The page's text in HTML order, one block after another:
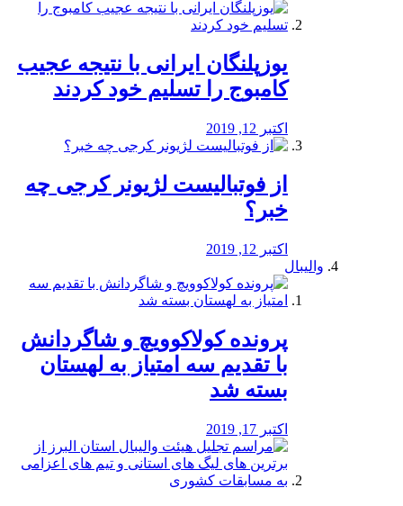
یوزپلنگان ایرانی با نتیجه عجیب
کامبوج را تسلیم خود کردند
اکتبر 12, 2019
از فوتبالیست لژیونر کرجی چه
خبر؟
اکتبر 12, 2019
والیبال
پرونده کولاکوویچ و شاگردانش
با تقدیم سه امتیاز به لهستان
بسته شد
اکتبر 17, 2019